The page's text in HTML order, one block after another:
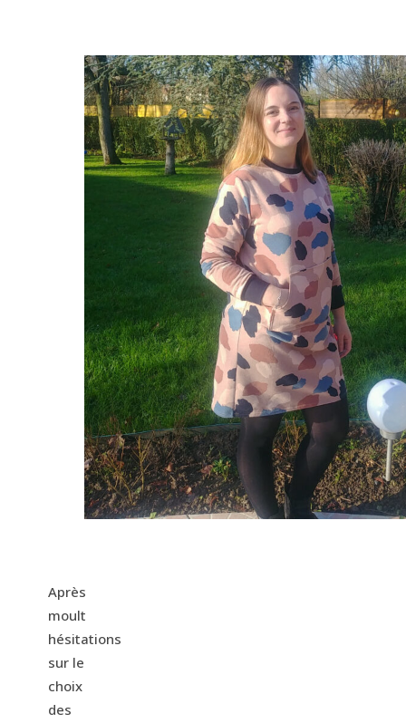
Après
moult
hésitations
sur le
choix
des